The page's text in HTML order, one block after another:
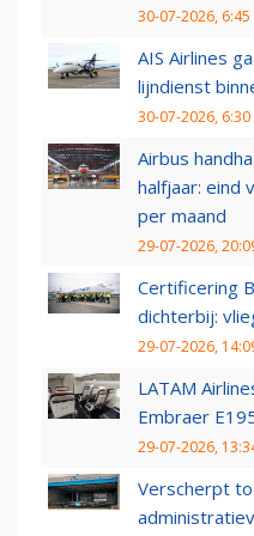
30-07-2026, 6:45
AIS Airlines
lijndienst
30-07-2026, 6:30
Airbus
halfjaar: eind
per maand
29-07-2026,
Certificering
dichterbij:
29-07-2026,
LATAM
Embraer
29-07-2026,
Verscherpt